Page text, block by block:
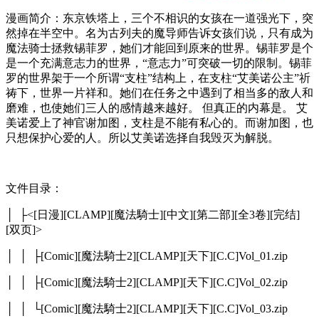
漫画简介：东京铁塔上，三个不相识的女孩在一道强光下，突
然掉在半空中。名为古列夫的魔导师告诉女孩们说，只有成为
魔法骑士拯救锡菲罗，她们才能回到原来的世界。锡菲罗是个
是一个充满意志力的世界，“意志力”可突破一切的限制。锡菲
罗的世界架于一个所谓“支柱”结构上，在支柱“艾美诺公主”祈
祷下，世界一片祥和。她们在任务之中遇到了相当多的敌人和
磨难，也使她们三人的感情越来越好。 但真正的内幕是。 艾
美诺爱上了神官谢加图，支柱是不能有私心的。而谢加图，也
只想保护心爱的人。所以艾美诺选择自我毁灭为解脱。
文件目录：
│ ├<[日漫][CLAMP][魔法騎士][中文][第二部][全3卷][完结]
[双页]>
│ │ ├[Comic][魔法騎士2][CLAMP][天下][C.C]Vol_01.zip
│ │ ├[Comic][魔法騎士2][CLAMP][天下][C.C]Vol_02.zip
│ │ └[Comic][魔法騎士2][CLAMP][天下][C.C]Vol_03.zip